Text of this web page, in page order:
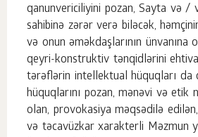
qanunvericiliyini pozan, Sayta və /
sahibinə zərər verə biləcək,
və onun əməkdaşlarının ünvanına
qeyri-konstruktiv tənqidlərini
tərəflərin intellektual hüquqları da
hüquqlarını pozan, mənəvi və etik
olan, provokasiya məqsədilə
və təcavüzkar xarakterli Məzmun